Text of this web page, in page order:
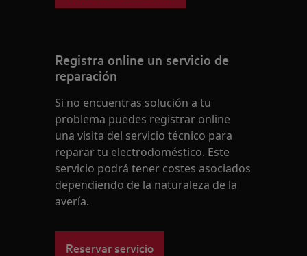
Registra online un servicio de
reparación
Si no encuentras solución a tu
problema puedes registrar online
una visita del servicio técnico para
reparar tu electrodoméstico. Este
servicio podrá tener costes asociados
dependiendo de la naturaleza de la
avería.
Reservar servicio